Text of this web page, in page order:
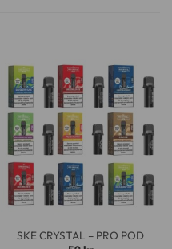
SKE CRYSTAL – PRO POD